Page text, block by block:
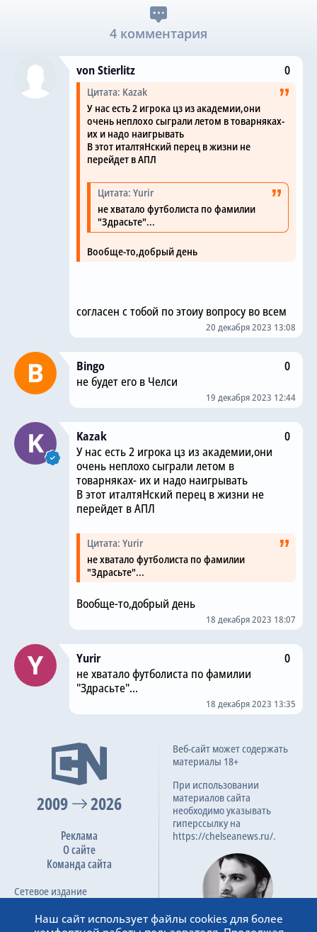
4 комментария
von Stierlitz 0
Цитата: Kazak
У нас есть 2 игрока цз из академии,они
очень неплохо сыграли летом в товарняках-
их и надо наигрывать
В этот италтяНский перец в жизни не
перейдет в АПЛ
Цитата: Yurir
не хватало футболиста по фамилии
"Здрасьте"...
Вообще-то,добрый день
согласен с тобой по этоиу вопросу во всем
20 декабря 2023 13:08
Bingo
0
не будет его в Челси
19 декабря 2023 12:44
Kazak
0
У нас есть 2 игрока цз из академии,они
очень неплохо сыграли летом в
товарняках- их и надо наигрывать
В этот италтяНский перец в жизни не
перейдет в АПЛ
Цитата: Yurir
не хватало футболиста по фамилии
"Здрасьте"...
Вообще-то,добрый день
18 декабря 2023 18:07
Yurir
0
не хватало футболиста по фамилии
"Здрасьте"...
18 декабря 2023 13:35
2009 2026
Реклама
О сайте
Команда сайта
Сетевое издание
зарегистрировано в
«Роскомнадзоре».
Веб-сайт может содержать
материалы 18+
При использовании
материалов сайта
необходимо указывать
гиперссылку на
https://chelseanews.ru/.
Наш сайт использует файлы cookies для более